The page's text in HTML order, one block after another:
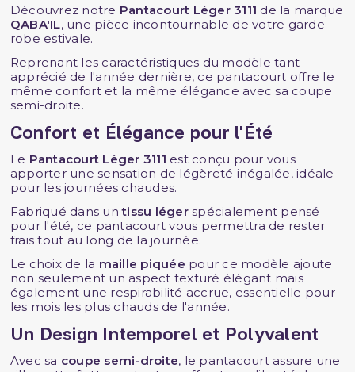
Découvrez notre Pantacourt Léger 3111 de la marque
QABA'IL, une pièce incontournable de votre garde-
robe estivale.
Reprenant les caractéristiques du modèle tant
apprécié de l'année dernière, ce pantacourt offre le
même confort et la même élégance avec sa coupe
semi-droite.
Confort et Élégance pour l'Été
Le Pantacourt Léger 3111 est conçu pour vous
apporter une sensation de légèreté inégalée, idéale
pour les journées chaudes.
Fabriqué dans untissu légerspécialement pensé
pour l'été, ce pantacourt vous permettra de rester
frais tout au long de la journée.
Le choix de la maille piquée pour ce modèle ajoute
non seulement un aspect texturé élégant mais
également une respirabilité accrue, essentielle pour
les mois les plus chauds de l'année.
Un Design Intemporel et Polyvalent
Avec sa coupe semi-droite, le pantacourt assure une